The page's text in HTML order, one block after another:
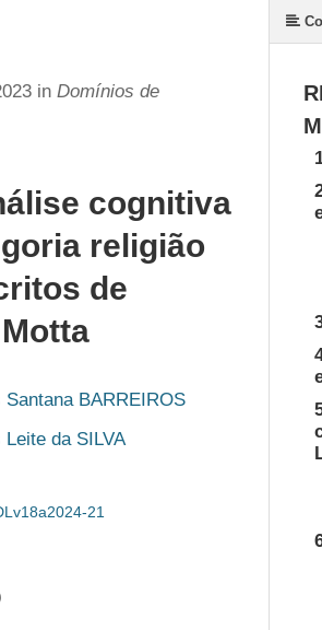
in Domínios de
cognitiva
religião
de
Santana BARREIROS
da SILVA
21